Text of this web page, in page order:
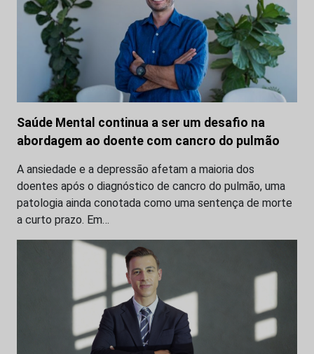
Saúde Mental continua a ser um desafio na
abordagem ao doente com cancro do pulmão
A ansiedade e a depressão afetam a maioria dos
doentes após o diagnóstico de cancro do pulmão, uma
patologia ainda conotada como uma sentença de morte
a curto prazo. Em…